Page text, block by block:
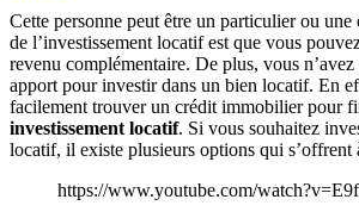
Cette personne peut être un particulier ou une
de l’investissement locatif est que vous
revenu complémentaire. De plus, vous n’avez
apport pour investir dans un bien locatif. En
facilement trouver un crédit immobilier pour
investissement locatif. Si vous souhaitez
locatif, il existe plusieurs options qui s’offrent
https://www.youtube.com/